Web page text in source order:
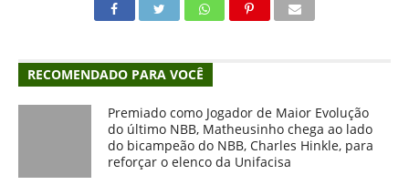
RECOMENDADO PARA VOCÊ
Premiado como Jogador de Maior Evolução
do último NBB, Matheusinho chega ao lado
do bicampeão do NBB, Charles Hinkle, para
reforçar o elenco da Unifacisa